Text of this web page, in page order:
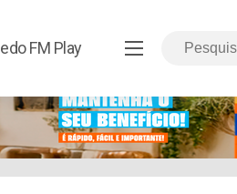
FM Play